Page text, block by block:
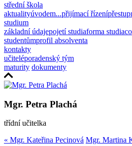
střední škola
aktualityúvodem...přijímací řízenípřestup
studium
základní údajepojetí studiaforma studia
studentůmprofil absolventa
kontakty
učiteléporadenský tým
maturity dokumenty
Mgr. Petra Plachá
třídní učitelka
« Mgr. Kateřina Pecinová Mgr. Martina